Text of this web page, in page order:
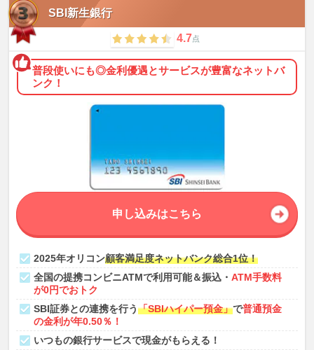
SBI新生銀行
4.7点
普段使いにも◎金利優遇とサービスが豊富なネットバ
ンク！
2025年オリコン顧客満足度ネットバンク総合1位！
全国の提携コンビニATMで利用可能＆振込・ATM手数料
が0円でおトク
SBI証券との連携を行う「SBIハイパー預金」で普通預金
の金利が年0.50％！
いつもの銀行サービスで現金がもらえる！
申し込みはこちら